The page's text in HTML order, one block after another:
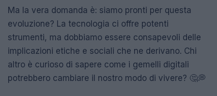
Ma la vera domanda è: siamo pronti per questa
evoluzione? La tecnologia ci offre potenti
strumenti, ma dobbiamo essere consapevoli delle
implicazioni etiche e sociali che ne derivano. Chi
altro è curioso di sapere come i gemelli digitali
potrebbero cambiare il nostro modo di vivere? 🤔💭